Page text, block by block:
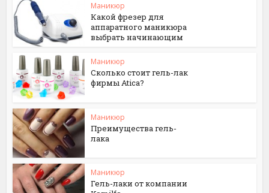
Маникюр
Какой фрезер для
аппаратного маникюра
выбрать начинающим
Маникюр
Сколько стоит гель-лак
фирмы Atica?
Маникюр
Преимущества гель-
лака
Маникюр
Гель-лаки от компании